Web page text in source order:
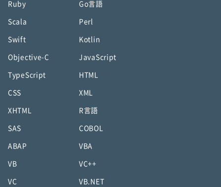
Ruby Go言語
Scala Perl
Swift Kotlin
Objective-C JavaScript
TypeScript HTML
CSS XML
XHTML R言語
SAS COBOL
ABAP VBA
VB VC++
VC VB.NET